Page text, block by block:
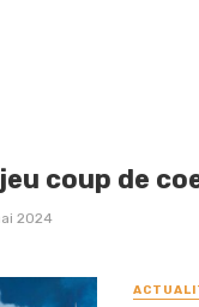
coup de
2024